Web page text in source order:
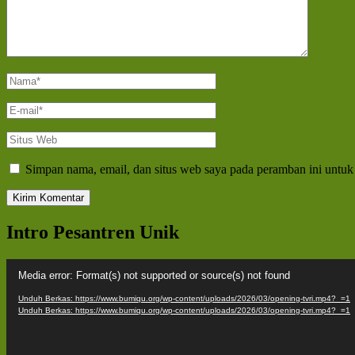
Nama*
E-
mail*
Situs
Web
Simpan nama, email, dan situs web saya pada peramban ini
Intro Pesantren Unik
Video
Media error: Format(s) not supported or source(s) not found
Unduh Berkas: https://www.bumiqu.org/wp-content/uploads/2026/03/opening-tvri.mp4?_=1
Unduh Berkas: https://www.bumiqu.org/wp-content/uploads/2026/03/opening-tvri.mp4?_=1